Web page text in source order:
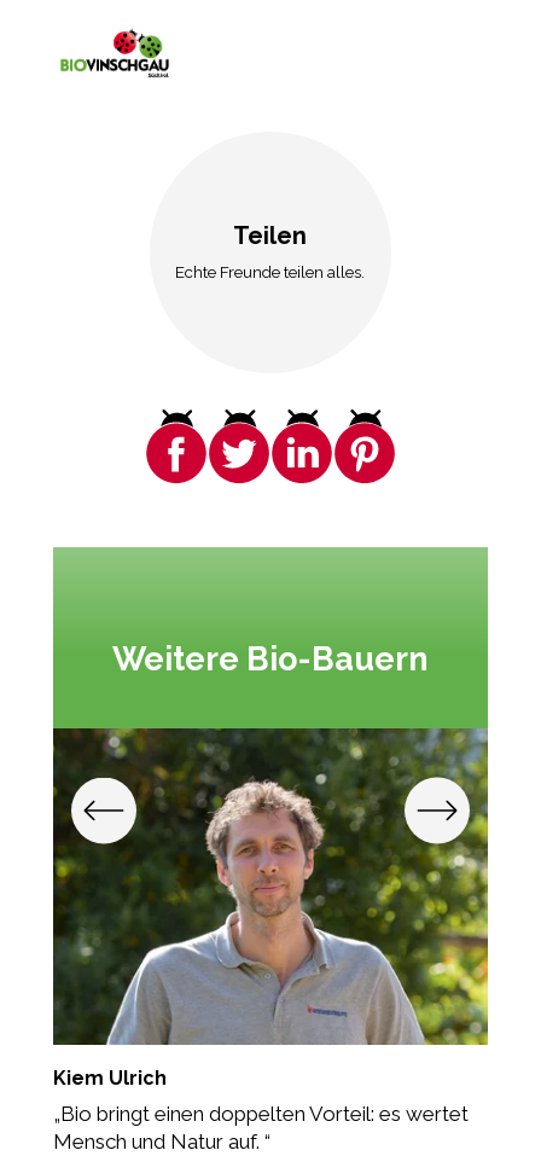
Teilen
Echte Freunde teilen alles.
Weitere Bio-Bauern
Kiem Ulrich
„Bio bringt einen doppelten Vorteil: es wertet
Mensch und Natur auf. “